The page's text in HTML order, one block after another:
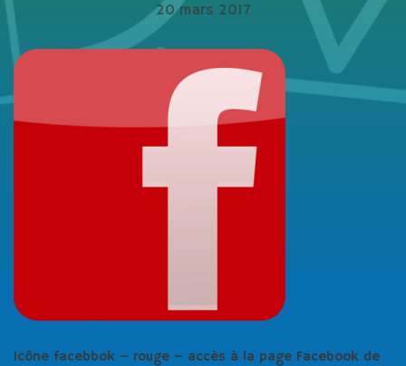
20 mars 2017
Icône facebbok – rouge – accès à la page Facebook de